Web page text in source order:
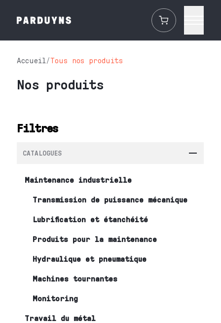
Accueil/Tous nos produits
Nos produits
Filtres
CATALOGUES
Maintenance industrielle
Transmission de puissance mécanique
Lubrification et étanchéité
Produits pour la maintenance
Hydraulique et pneumatique
Machines tournantes
Monitoring
Travail du métal